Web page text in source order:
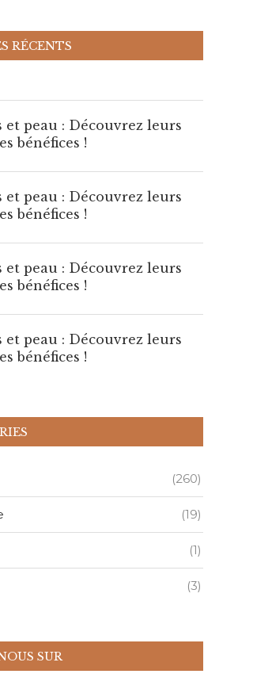
: Découvrez
bénéfices !
Exosomes et peau :
RÉCENTSleurs incroyables
!
et peau : Découvrez leurs
bénéfices !
et peau : Découvrez leurs
bénéfices !
et peau : Découvrez leurs
bénéfices !
et peau : Découvrez leurs
bénéfices !
(260)
(19)
(1)
(3)
SUR